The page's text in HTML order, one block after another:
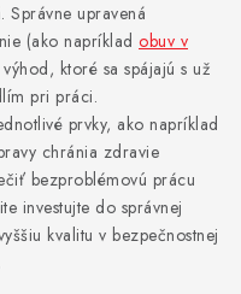
Správne upravená
(ako napríklad obuv v
ktoré sa spájajú s už
pri práci.
prvky, ako napríklad
chránia zdravie
bezproblémovú prácu
investujte do správnej
kvalitu v bezpečnostnej